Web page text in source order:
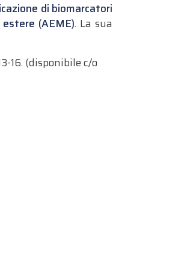
di biomarcatori
(AEME). La sua
16. (disponibile c/o